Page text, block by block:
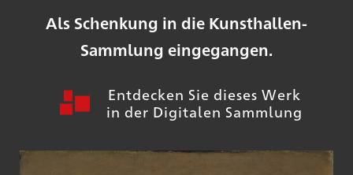
Als Schenkung in die Kunsthallen-
Sammlung eingegangen.
Entdecken Sie dieses Werk
in der Digitalen Sammlung